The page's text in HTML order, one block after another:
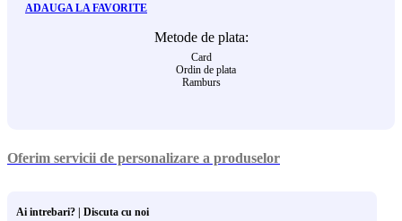
ADAUGA LA FAVORITE
Metode de plata:
Card
Ordin de plata
Ramburs
Oferim servicii de personalizare a produselor
Ai intrebari? | Discuta cu noi